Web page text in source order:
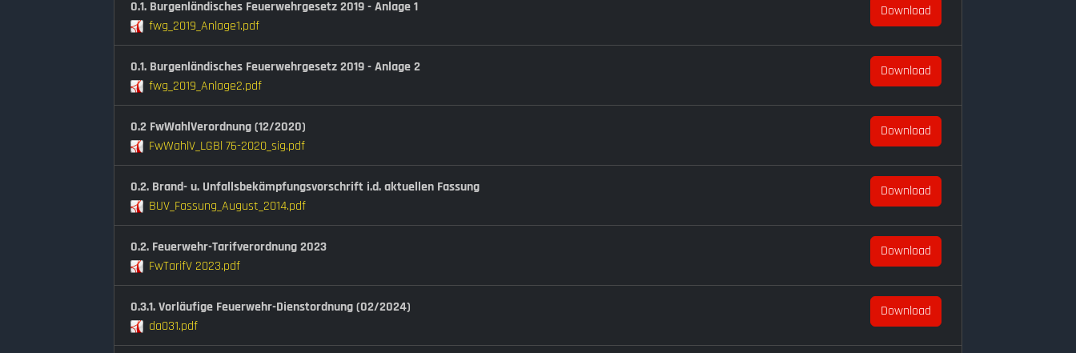
0.1. Burgenländisches Feuerwehrgesetz 2019 - Anlage 1
fwg_2019_Anlage1.pdf
Download
0.1. Burgenländisches Feuerwehrgesetz 2019 - Anlage 2
fwg_2019_Anlage2.pdf
Download
0.2 FwWahlVerordnung (12/2020)
FwWahlV_LGBl 76-2020_sig.pdf
Download
0.2. Brand- u. Unfallsbekämpfungsvorschrift i.d. aktuellen Fassung
BUV_Fassung_August_2014.pdf
Download
0.2. Feuerwehr-Tarifverordnung 2023
FwTarifV 2023.pdf
Download
0.3.1. Vorläufige Feuerwehr-Dienstordnung (02/2024)
da031.pdf
Download